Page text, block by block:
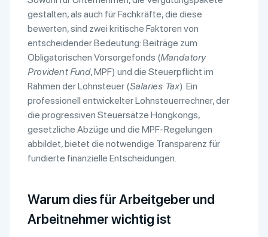
gestalten, als auch für Fachkräfte, die diese
bewerten, sind zwei kritische Faktoren von
entscheidender Bedeutung: Beiträge zum
Obligatorischen Vorsorgefonds (Mandatory
Provident Fund, MPF) und die Steuerpflicht im
Rahmen der Lohnsteuer (Salaries Tax). Ein
professionell entwickelter Lohnsteuerrechner, der
die progressiven Steuersätze Hongkongs,
gesetzliche Abzüge und die MPF-Regelungen
abbildet, bietet die notwendige Transparenz für
fundierte finanzielle Entscheidungen.
Warum dies für Arbeitgeber und
Arbeitnehmer wichtig ist